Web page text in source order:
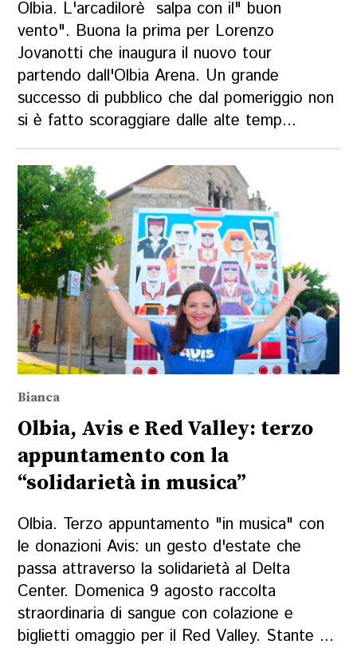
Olbia. L'arcadilorè salpa con il" buon
vento". Buona la prima per Lorenzo
Jovanotti che inaugura il nuovo tour
partendo dall'Olbia Arena. Un grande
successo di pubblico che dal pomeriggio non
si è fatto scoraggiare dalle alte temp...
Bianca
Olbia, Avis e Red Valley: terzo
appuntamento con la
“solidarietà in musica”
Olbia. Terzo appuntamento "in musica" con
le donazioni Avis: un gesto d'estate che
passa attraverso la solidarietà al Delta
Center. Domenica 9 agosto raccolta
straordinaria di sangue con colazione e
biglietti omaggio per il Red Valley. Stante ...